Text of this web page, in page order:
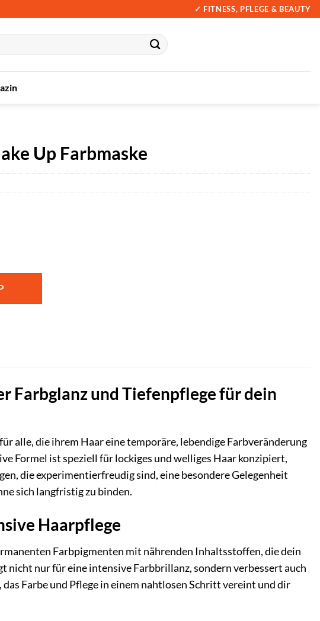
✓ FITNESS, PFLEGE & BEAUTY
Up Farbmaske
Farbglanz und Tiefenpflege für dein
alle, die ihrem Haar eine temporäre, lebendige Farbveränderung
Formel ist speziell für lockiges und welliges Haar konzipiert,
die experimentierfreudig sind, eine besondere Gelegenheit
sich langfristig zu binden.
Haarpflege
Farbpigmenten mit nährenden Inhaltsstoffen, die dein
nicht nur für eine intensive Farbbrillanz, sondern verbessert auch
, das Farbe und Pflege in einem nahtlosen Schritt vereint und dir